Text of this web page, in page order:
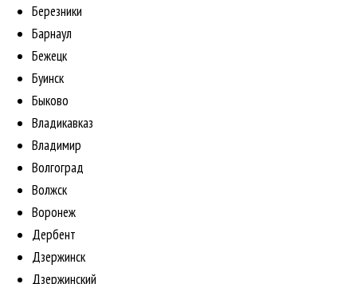
Березники
Барнаул
Бежецк
Буинск
Быково
Владикавказ
Владимир
Волгоград
Волжск
Воронеж
Дербент
Дзержинск
Дзержинский